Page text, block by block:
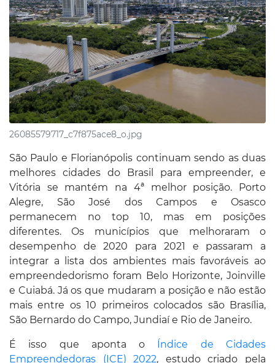
26085579717_c7f875ace8_o.jpg
São Paulo e Florianópolis continuam sendo as duas
melhores cidades do Brasil para empreender, e
Vitória se mantém na 4ª melhor posição. Porto
Alegre, São José dos Campos e Osasco
permanecem no top 10, mas em posições
diferentes. Os municípios que melhoraram o
desempenho de 2020 para 2021 e passaram a
integrar a lista dos ambientes mais favoráveis ao
empreendedorismo foram Belo Horizonte, Joinville
e Cuiabá. Já os que mudaram a posição e não estão
mais entre os 10 primeiros colocados são Brasília,
São Bernardo do Campo, Jundiaí e Rio de Janeiro.
É isso que aponta o Índice de Cidades
Empreendedoras (ICE) 2022, estudo criado pela